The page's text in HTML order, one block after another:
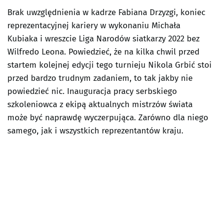
Brak uwzględnienia w kadrze Fabiana Drzyzgi, koniec
reprezentacyjnej kariery w wykonaniu Michała
Kubiaka i wreszcie Liga Narodów siatkarzy 2022 bez
Wilfredo Leona. Powiedzieć, że na kilka chwil przed
startem kolejnej edycji tego turnieju Nikola Grbić stoi
przed bardzo trudnym zadaniem, to tak jakby nie
powiedzieć nic. Inauguracja pracy serbskiego
szkoleniowca z ekipą aktualnych mistrzów świata
może być naprawdę wyczerpująca. Zarówno dla niego
samego, jak i wszystkich reprezentantów kraju.